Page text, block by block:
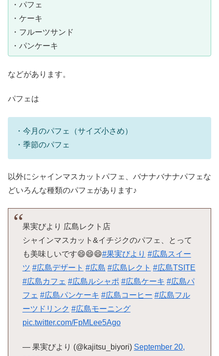
・パフェ
・ケーキ
・フルーツサンド
・パンケーキ
などがあります。
パフェは
・今月のパフェ（サイズ小さめ）
・季節のパフェ
以外にシャインマスカットパフェ、バナナバナナパフェな
どいろんな種類のパフェがあります♪
果実びより 広島レクト店
シャインマスカット&イチジクのパフェ、とって
も美味しいです😄😄😄#果実びより #広島スイー
ツ #広島デザート #広島 #広島レクト #広島TSITE
#広島カフェ #広島ルシャポ #広島ケーキ #広島パ
フェ #広島パンケーキ #広島コーヒー #広島フル
ーツドリンク #広島モーニング
pic.twitter.com/FpMLee5Ago
— 果実びより (@kajitsu_biyori) September 20,